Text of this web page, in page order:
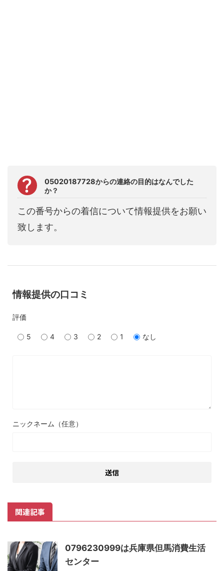
05020187728からの連絡の目的はなんでした
か？
この番号からの着信について情報提供をお願い
致します。
情報提供の口コミ
評価
5 4 3 2 1 なし
ニックネーム（任意）
関連記事
0796230999は兵庫県但馬消費生活
センター